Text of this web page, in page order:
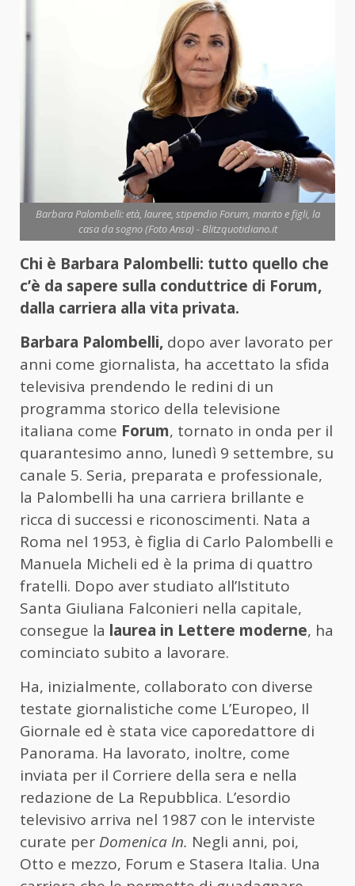
Barbara Palombelli: età, lauree, stipendio Forum, marito e figli, la
casa da sogno (Foto Ansa) - Blitzquotidiano.it
Chi è Barbara Palombelli: tutto quello che
c’è da sapere sulla conduttrice di Forum,
dalla carriera alla vita privata.
Barbara Palombelli, dopo aver lavorato per
anni come giornalista, ha accettato la sfida
televisiva prendendo le redini di un
programma storico della televisione
italiana come Forum, tornato in onda per il
quarantesimo anno, lunedì 9 settembre, su
canale 5. Seria, preparata e professionale,
la Palombelli ha una carriera brillante e
ricca di successi e riconoscimenti. Nata a
Roma nel 1953, è figlia di Carlo Palombelli e
Manuela Micheli ed è la prima di quattro
fratelli. Dopo aver studiato all’Istituto
Santa Giuliana Falconieri nella capitale,
consegue la laurea in Lettere moderne, ha
cominciato subito a lavorare.
Ha, inizialmente, collaborato con diverse
testate giornalistiche come L’Europeo, Il
Giornale ed è stata vice caporedattore di
Panorama. Ha lavorato, inoltre, come
inviata per il Corriere della sera e nella
redazione de La Repubblica. L’esordio
televisivo arriva nel 1987 con le interviste
curate per Domenica In. Negli anni, poi,
Otto e mezzo, Forum e Stasera Italia. Una